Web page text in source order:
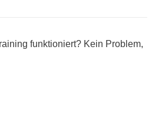
funktioniert? Kein Problem,